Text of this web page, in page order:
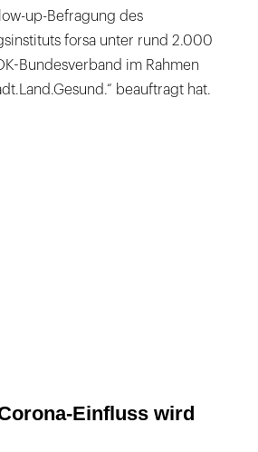
up-Befragung des
forsa unter rund 2.000
Bundesverband im Rahmen
beauftragt hat.
Einfluss wird